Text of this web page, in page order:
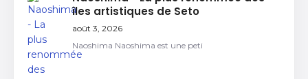
îles artistiques de Seto
août 3, 2026
Naoshima Naoshima est une peti